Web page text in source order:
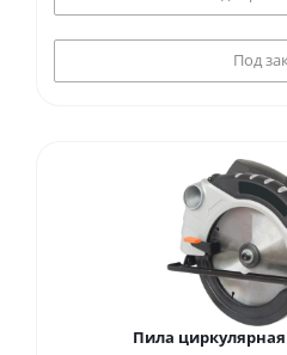
Под
Пила циркулярная